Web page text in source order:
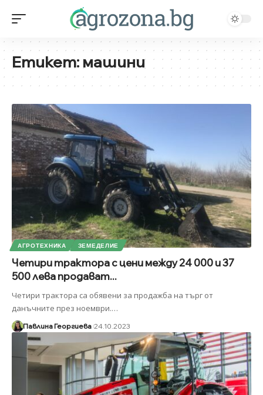
Етикет:машини
АГРОТЕХНИКА ЗЕМЕДЕЛИЕ
Четири трактора с цени между 24 000 и 37
500 лева продават...
Четири трактора са обявени за продажба на търг от
данъчните през ноември.…
Павлина Георгиева 24.10.2023